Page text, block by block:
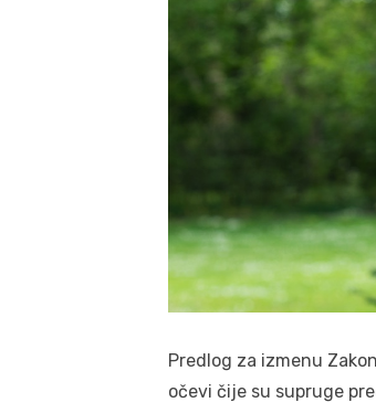
Predlog za izmenu
očevi čije su supruge